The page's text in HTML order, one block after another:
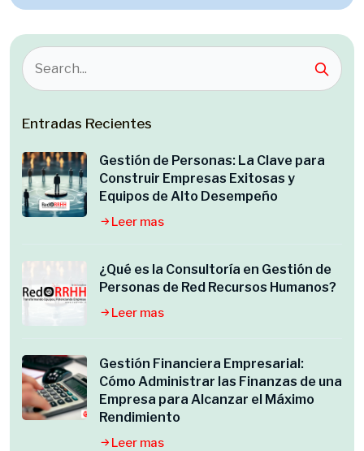
Entradas Recientes
Gestión de Personas: La Clave para
Construir Empresas Exitosas y
Equipos de Alto Desempeño
Leer mas
¿Qué es la Consultoría en Gestión de
Personas de Red Recursos Humanos?
Leer mas
Gestión Financiera Empresarial:
Cómo Administrar las Finanzas de una
Empresa para Alcanzar el Máximo
Rendimiento
Leer mas